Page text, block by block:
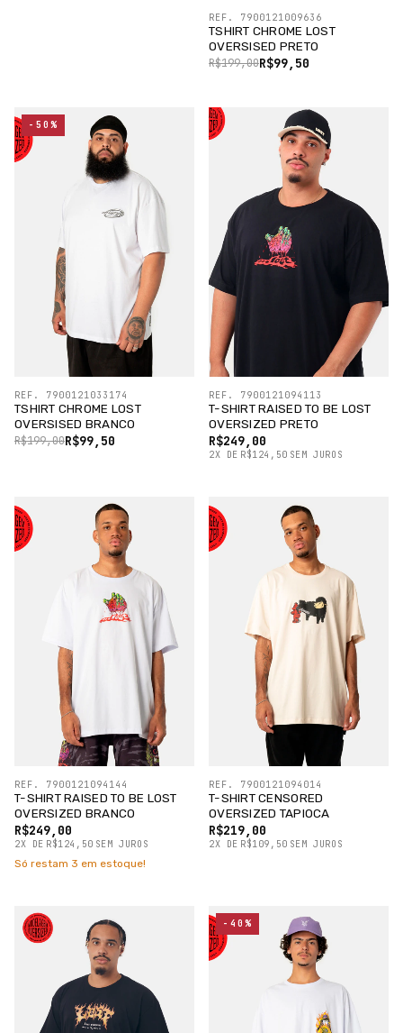
TSHIRT CHROME LOST
OVERSISED PRETO
R$99,50
R$199,00
REF. 7900121009636
TSHIRT CHROME LOST
OVERSISED BRANCO
R$99,50
R$199,00
REF. 7900121033174
-50%
T-SHIRT RAISED TO BE LOST
OVERSIZED PRETO
R$249,00
2X DE R$124,50 SEM JUROS
REF. 7900121094113
T-SHIRT RAISED TO BE LOST
OVERSIZED BRANCO
R$249,00
2X DE R$124,50 SEM JUROS
REF. 7900121094144
Só restam 3 em estoque!
T-SHIRT CENSORED
OVERSIZED TAPIOCA
R$219,00
2X DE R$109,50 SEM JUROS
REF. 7900121094014
-40%